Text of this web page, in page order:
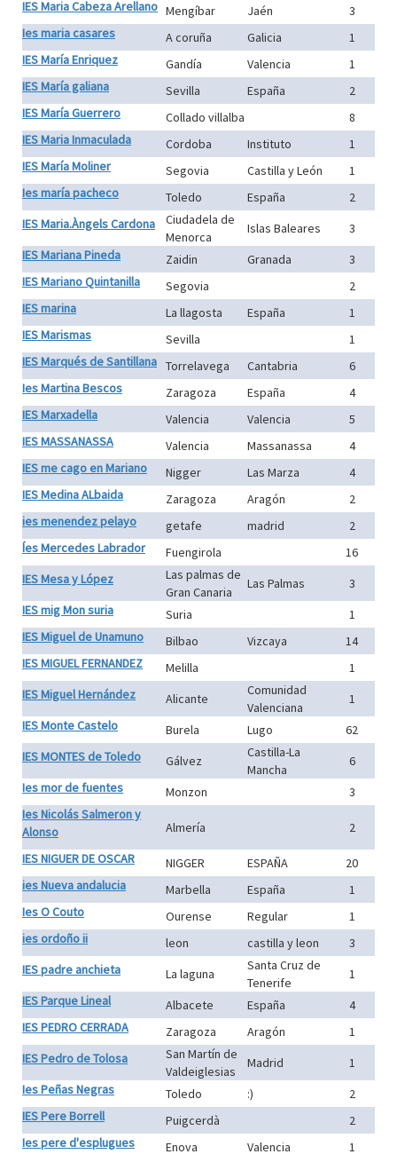
IES Maria Cabeza Arellano Mengíbar Jaén
3
Ies maria casares
A coruña Galicia
1
IES María Enriquez
Gandía Valencia
1
IES María galiana
Sevilla España
2
IES María Guerrero
Collado villalba
8
IES Maria Inmaculada
Cordoba Instituto
1
IES María Moliner
Segovia Castilla y León
1
Ies maría pacheco
Toledo España
2
IES Maria.Àngels Cardona
Ciudadela de
Menorca
Islas Baleares
3
IES Mariana Pineda
Zaidin Granada
3
IES Mariano Quintanilla
Segovia
2
IES marina
La llagosta España
1
IES Marismas
Sevilla
1
IES Marqués de Santillana Torrelavega Cantabria
6
Ies Martina Bescos
Zaragoza España
4
IES Marxadella
Valencia Valencia
5
IES MASSANASSA
Valencia Massanassa
4
IES me cago en Mariano
Nigger Las Marza
4
IES Medina ALbaida
Zaragoza Aragón
2
ies menendez pelayo
getafe madrid
2
Íes Mercedes Labrador
Fuengirola
16
IES Mesa y López
Las palmas de
Gran Canaria
Las Palmas
3
IES mig Mon suria
Suria
1
IES Miguel de Unamuno
Bilbao Vizcaya
14
IES MIGUEL FERNANDEZ
Melilla
1
IES Miguel Hernández
Alicante
Comunidad
Valenciana
1
IES Monte Castelo
Burela Lugo
62
IES MONTES de Toledo
Gálvez
Castilla-La
Mancha
6
Ies mor de fuentes
Monzon
3
Ies Nicolás Salmeron y
Alonso
Almería
2
IES NIGUER DE OSCAR
NIGGER ESPAÑA
20
ies Nueva andalucia
Marbella España
1
Ies O Couto
Ourense Regular
1
ies ordoño ii
leon castilla y leon
3
IES padre anchieta
La laguna
Santa Cruz de
Tenerife
1
IES Parque Lineal
Albacete España
4
IES PEDRO CERRADA
Zaragoza Aragón
1
IES Pedro de Tolosa
San Martín de
Valdeiglesias
Madrid
1
Ies Peñas Negras
Toledo :)
2
IES Pere Borrell
Puigcerdà
2
Ies pere d'esplugues
Enova Valencia 1